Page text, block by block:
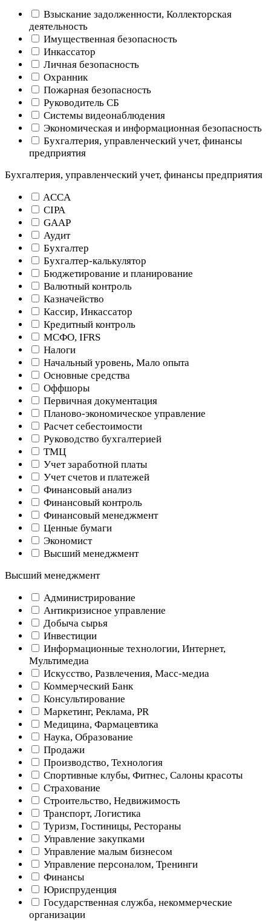
Взыскание задолженности, Коллекторская
деятельность
Имущественная безопасность
Инкассатор
Личная безопасность
Охранник
Пожарная безопасность
Руководитель СБ
Системы видеонаблюдения
Экономическая и информационная безопасность
Бухгалтерия, управленческий учет, финансы
предприятия
Бухгалтерия, управленческий учет, финансы предприятия
ACCA
CIPA
GAAP
Аудит
Бухгалтер
Бухгалтер-калькулятор
Бюджетирование и планирование
Валютный контроль
Казначейство
Кассир, Инкассатор
Кредитный контроль
МСФО, IFRS
Налоги
Начальный уровень, Мало опыта
Основные средства
Оффшоры
Первичная документация
Планово-экономическое управление
Расчет себестоимости
Руководство бухгалтерией
ТМЦ
Учет заработной платы
Учет счетов и платежей
Финансовый анализ
Финансовый контроль
Финансовый менеджмент
Ценные бумаги
Экономист
Высший менеджмент
Высший менеджмент
Администрирование
Антикризисное управление
Добыча cырья
Инвестиции
Информационные технологии, Интернет,
Мультимедиа
Искусство, Развлечения, Масс-медиа
Коммерческий Банк
Консультирование
Маркетинг, Реклама, PR
Медицина, Фармацевтика
Наука, Образование
Продажи
Производство, Технология
Спортивные клубы, Фитнес, Салоны красоты
Страхование
Строительство, Недвижимость
Транспорт, Логистика
Туризм, Гостиницы, Рестораны
Управление закупками
Управление малым бизнесом
Управление персоналом, Тренинги
Финансы
Юриспруденция
Государственная служба, некоммерческие
организации